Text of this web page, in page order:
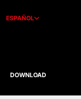
ESPAÑOL
DOWNLOAD